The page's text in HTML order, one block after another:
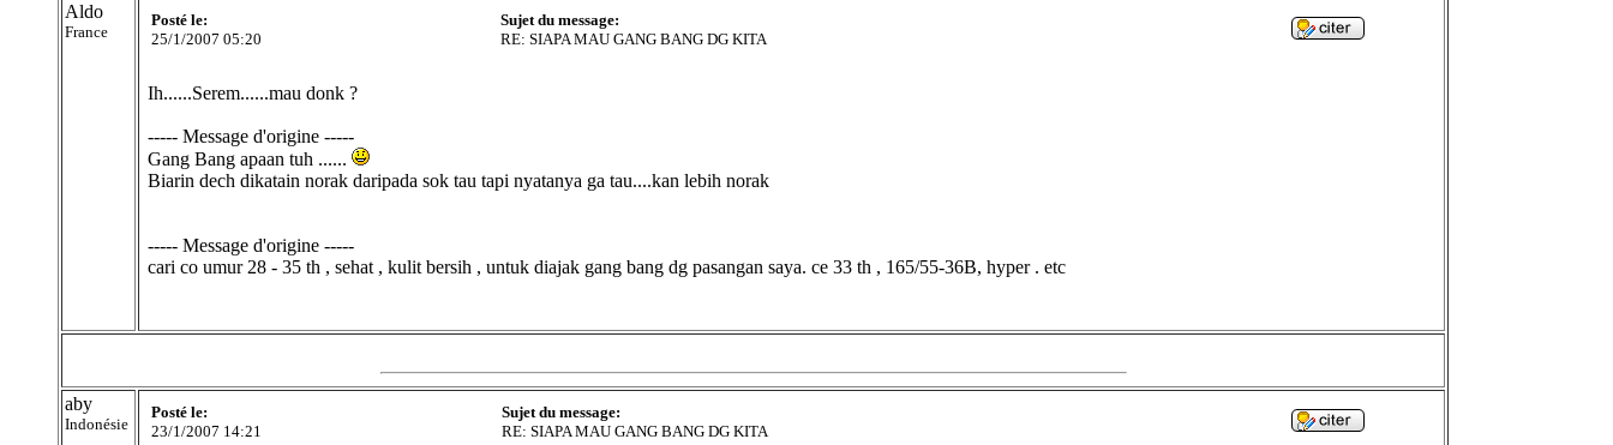
Aldo
France
Posté le:
25/1/2007 05:20
Sujet du message:
RE: SIAPA MAU GANG BANG DG KITA
Ih......Serem......mau donk ?
----- Message d'origine -----
Gang Bang apaan tuh ......
Biarin dech dikatain norak daripada sok tau tapi nyatanya ga tau....kan lebih norak
----- Message d'origine -----
cari co umur 28 - 35 th , sehat , kulit bersih , untuk diajak gang bang dg pasangan saya. ce 33 th , 165/55-36B, hyper . etc
aby
Indonésie
Posté le:
23/1/2007 14:21
Sujet du message:
RE: SIAPA MAU GANG BANG DG KITA